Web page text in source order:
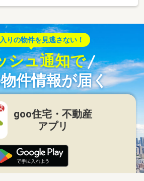
りの物件を見逃さない！
シュ通知で
件情報が届く
goo住宅・不動産
アプリ